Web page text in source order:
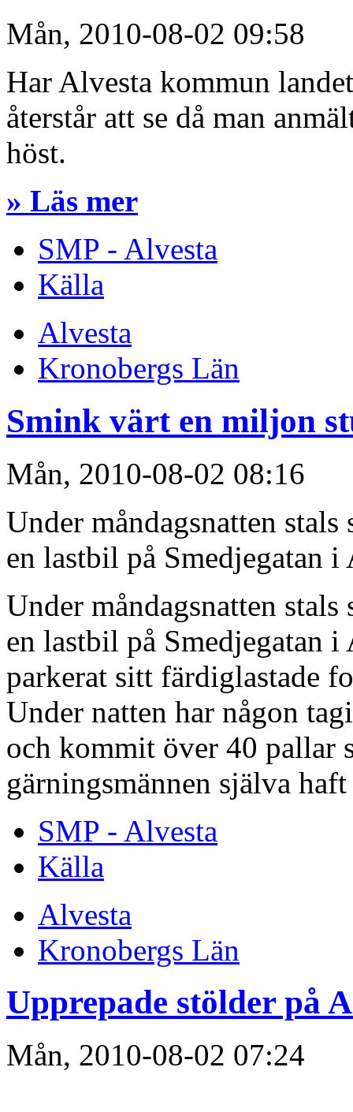
Mån, 2010-08-02 09:58
Har Alvesta kommun
återstår att se då man
höst.
» Läs mer
SMP - Alvesta
Källa
Alvesta
Kronobergs Län
Smink värt en miljon
Mån, 2010-08-02 08:16
Under måndagsnatten
en lastbil på Smedjegatan i
Under måndagsnatten
en lastbil på Smedjegatan
parkerat sitt färdiglastade
Under natten har någon
och kommit över 40 pallar
gärningsmännen själva
SMP - Alvesta
Källa
Alvesta
Kronobergs Län
Upprepade stölder på
Mån, 2010-08-02 07:24